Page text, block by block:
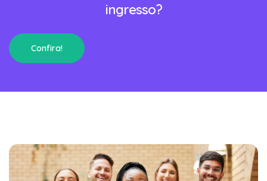
ingresso?
Confira!